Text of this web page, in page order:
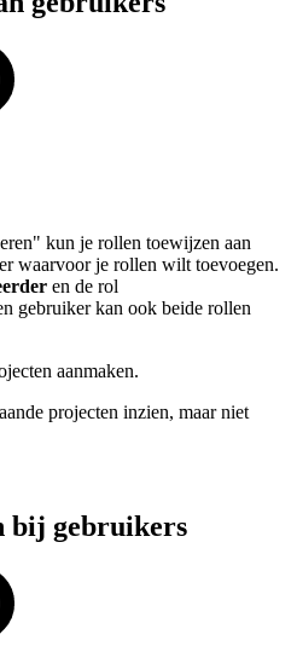
kun je rollen toewijzen aan
waarvoor je rollen wilt toevoegen.
en de rol
gebruiker kan ook beide rollen
aanmaken.
projecten inzien, maar niet
bij gebruikers